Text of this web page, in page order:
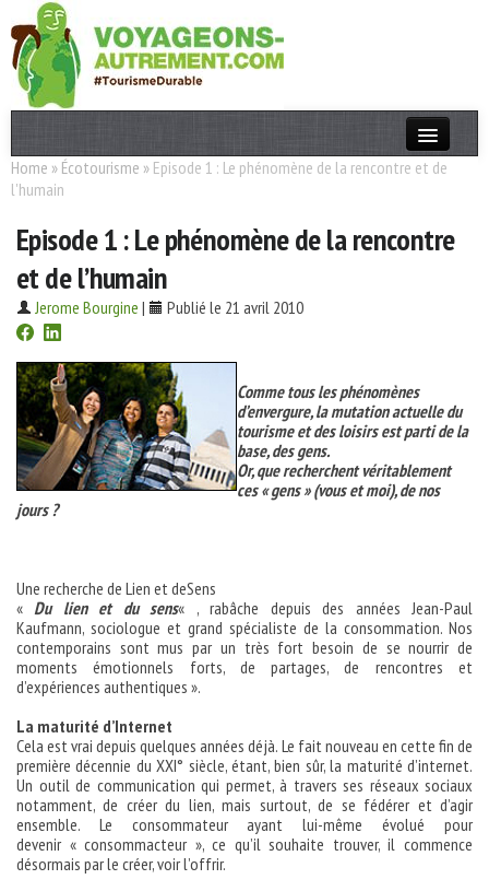
Actualités
Destinations
Acteurs
Thèmes
OK
Home » Écotourisme » Episode 1 : Le phénomène de la rencontre et de
l'humain
Episode 1 : Le phénomène de la rencontre
et de l’humain
Jerome Bourgine | Publié le 21 avril 2010
Comme tous les phénomènes
d’envergure, la mutation actuelle du
tourisme et des loisirs est parti de la
base, des gens.
Or, que recherchent véritablement
ces « gens » (vous et moi), de nos
jours ?
Une recherche de Lien et deSens
«Du lien et du sens« , rabâche depuis des années Jean-Paul
Kaufmann, sociologue et grand spécialiste de la consommation. Nos
contemporains sont mus par un très fort besoin de se nourrir de
moments émotionnels forts, de partages, de rencontres et
d’expériences authentiques ».
La maturité d’Internet
Cela est vrai depuis quelques années déjà. Le fait nouveau en cette fin de
première décennie du XXI° siècle, étant, bien sûr, la maturité d’internet.
Un outil de communication qui permet, à travers ses réseaux sociaux
notamment, de créer du lien, mais surtout, de se fédérer et d’agir
ensemble. Le consommateur ayant lui-même évolué pour
devenir « consommacteur », ce qu’il souhaite trouver, il commence
désormais par le créer, voir l’offrir.